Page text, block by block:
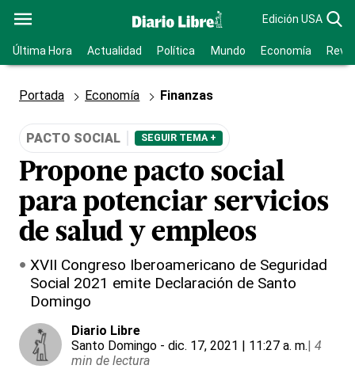
Edición USA
Última Hora Actualidad Política Mundo Economía
Portada Economía Finanzas
PACTO SOCIAL SEGUIR TEMA +
Propone pacto social
para potenciar servicios
de salud y empleos
XVII Congreso Iberoamericano de Seguridad
Social 2021 emite Declaración de Santo
Domingo
Diario Libre
Santo Domingo - dic. 17, 2021 | 11:27 a. m.| 4
min de lectura